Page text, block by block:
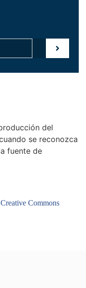
del
se reconozca
fuente de
Commons